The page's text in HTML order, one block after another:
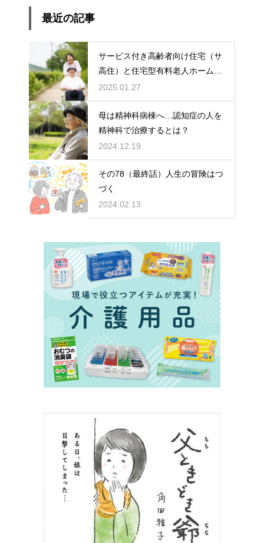
最近の記事
サービス付き高齢者向け住宅（サ
高住）と住宅型有料老人ホーム：
どちらを選ぶ？
2025.01.27
母は精神科病棟へ…認知症の人を
精神科で治療するとは？
2024.12.19
その78（最終話）人生の冒険はつ
づく
2024.02.13